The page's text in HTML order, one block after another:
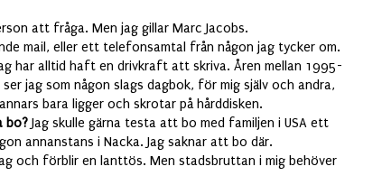
att fråga. Men jag gillar Marc Jacobs.
mail, eller ett telefonsamtal från någon jag tycker om.
har alltid haft en drivkraft att skriva. Åren mellan 1995-
jag som någon slags dagbok, för mig själv och andra,
bara ligger och skrotar på hårddisken.
bo? Jag skulle gärna testa att bo med familjen i USA ett
annanstans i Nacka. Jag saknar att bo där.
och förblir en lanttös. Men stadsbruttan i mig behöver